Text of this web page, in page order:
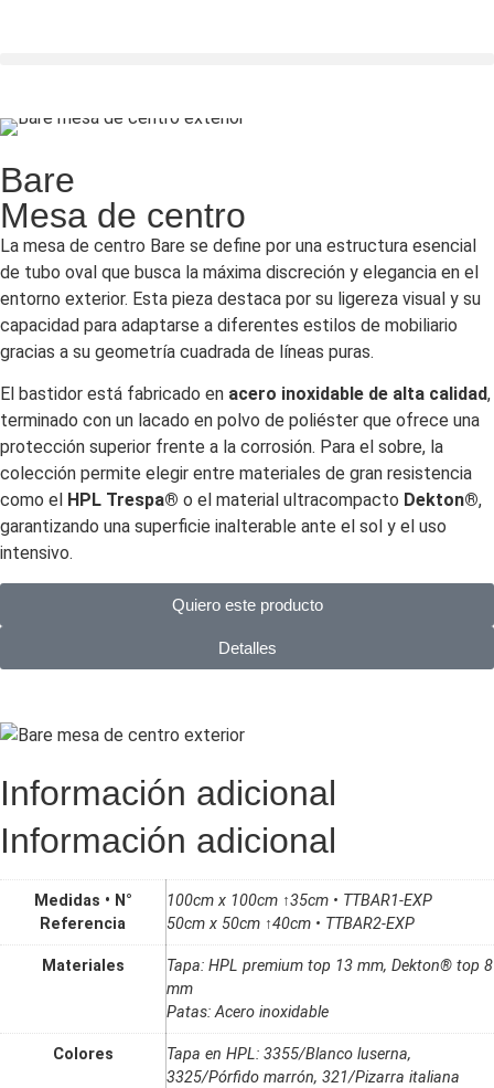
Bare
Mesa de centro
La mesa de centro Bare se define por una estructura esencial
de tubo oval que busca la máxima discreción y elegancia en el
entorno exterior. Esta pieza destaca por su ligereza visual y su
capacidad para adaptarse a diferentes estilos de mobiliario
gracias a su geometría cuadrada de líneas puras.
El bastidor está fabricado en acero inoxidable de alta calidad,
terminado con un lacado en polvo de poliéster que ofrece una
protección superior frente a la corrosión. Para el sobre, la
colección permite elegir entre materiales de gran resistencia
como el
HPL Trespa® o el material ultracompacto Dekton®,
garantizando una superficie inalterable ante el sol y el uso
intensivo.
Quiero este producto
Detalles
Información adicional
Información adicional
Medidas • N°
Referencia
100cm x 100cm ↑35cm • TTBAR1-EXP
50cm x 50cm ↑40cm • TTBAR2-EXP
Materiales
Tapa: HPL premium top 13 mm, Dekton® top 8
mm
Patas: Acero inoxidable
Colores
Tapa en HPL: 3355/Blanco luserna,
3325/Pórfido marrón, 321/Pizarra italiana